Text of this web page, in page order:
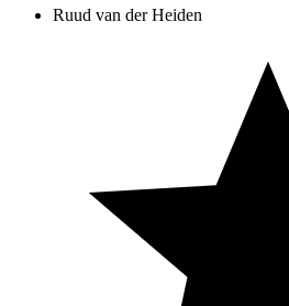
Ruud van der Heiden